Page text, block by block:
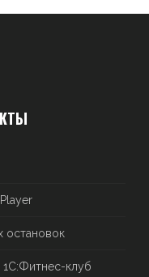
остановок
1С:Фитнес-клуб